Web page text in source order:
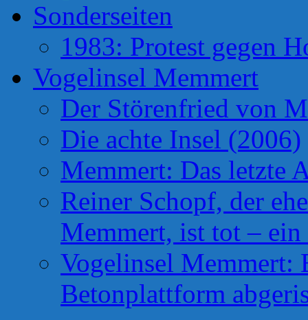
Sonderseiten
1983: Protest gegen
Vogelinsel Memmert
Der Störenfried von
Die achte Insel (2006)
Memmert: Das letzte
Reiner Schopf, der
Memmert, ist tot –
Vogelinsel Memmert:
Betonplattform